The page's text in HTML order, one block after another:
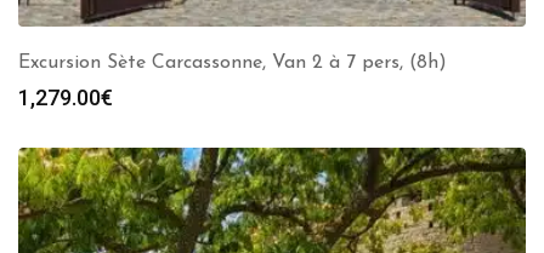
Excursion Sète Carcassonne, Van 2 à 7 pers, (8h)
1,279.00€